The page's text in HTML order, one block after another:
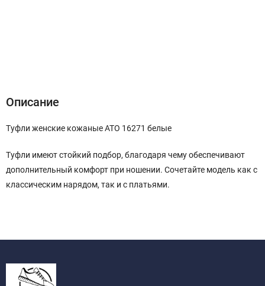
Описание
Туфли женские кожаные АТО 16271 белые
Туфли имеют стойкий подбор, благодаря чему обеспечивают
дополнительный комфорт при ношении. Сочетайте модель как с
классическим нарядом, так и с платьями.